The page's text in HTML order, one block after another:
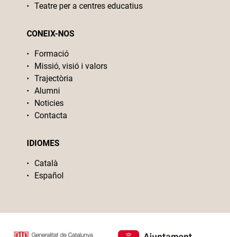
Teatre per a centres educatius
CONEIX-NOS
Formació
Missió, visió i valors
Trajectòria
Alumni
Noticies
Contacta
IDIOMES
Català
Español